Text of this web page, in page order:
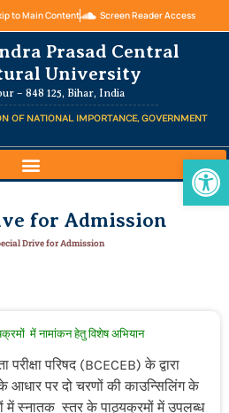
to Main Content Screen Reader Access
Prasad Central
University
– 848 125, Bihar, India
OF NATIONAL IMPORTANCE, GOVERNMENT
for Admission
Drive for Admission
में नामांकन हेतु विशेष अभियान
परीक्षा परिषद (BCECEB) के द्वारा
के आधार पर दो चरणों की काउन्सिलिंग के
में स्नातक स्तर के पाठ्यक्रमों में उपलब्ध